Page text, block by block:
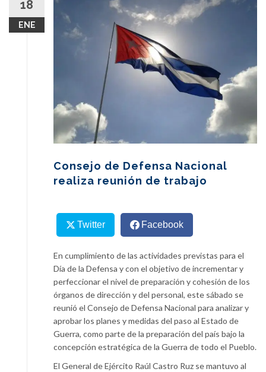
content
18
ENE
Consejo de Defensa Nacional
realiza reunión de trabajo
Twitter Facebook
En cumplimiento de las actividades previstas para el
Día de la Defensa y con el objetivo de incrementar y
perfeccionar el nivel de preparación y cohesión de los
órganos de dirección y del personal, este sábado se
reunió el Consejo de Defensa Nacional para analizar y
aprobar los planes y medidas del paso al Estado de
Guerra, como parte de la preparación del país bajo la
concepción estratégica de la Guerra de todo el Pueblo.
El General de Ejército Raúl Castro Ruz se mantuvo al